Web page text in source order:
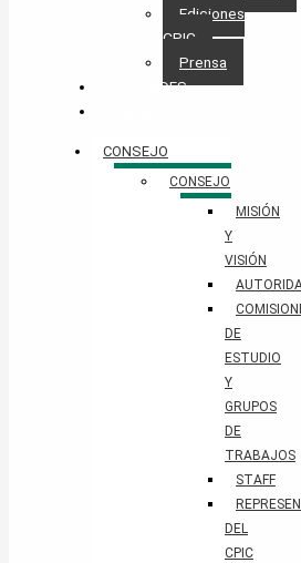
Ediciones
CPIC
Prensa
NOVEDADES
CONSEJO
CONSEJO
MISIÓN
Y
VISIÓN
DE
ESTUDIO
Y
GRUPOS
DE
TRABAJOS
STAFF
DEL
CPIC